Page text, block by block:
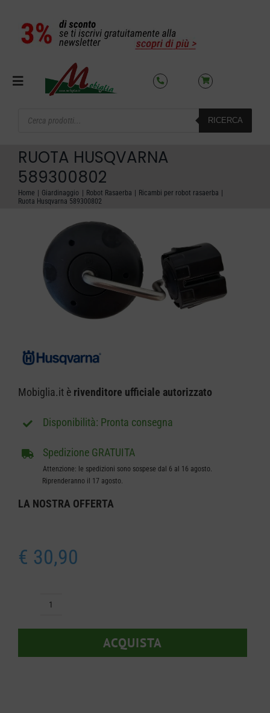
contenuto
Toggle
OFFERTE DEL MESE
NOLEGGIO
CARRELLO
search
RICERCA
RUOTA HUSQVARNA
589300802
Home Giardinaggio Robot Rasaerba
Ricambi per robot rasaerba
Ruota Husqvarna 589300802
Mobiglia.it è rivenditore ufficiale autorizzato
Pronta consegna
Spedizione GRATUITA
Attenzione: le spedizioni sono sospese dal 6 al 16 agosto.
Riprenderanno il 17 agosto.
LA NOSTRA OFFERTA
€ 30,90
Husqvarna
ACQUISTA